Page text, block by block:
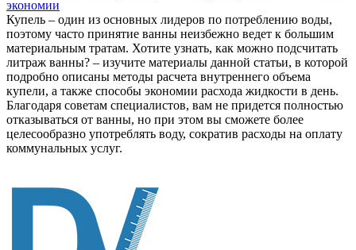
экономии
Купель – один из основных лидеров по потреблению воды,
поэтому часто принятие ванны неизбежно ведет к большим
материальным тратам. Хотите узнать, как можно подсчитать
литраж ванны? – изучите материалы данной статьи, в которой
подробно описаны методы расчета внутреннего объема
купели, а также способы экономии расхода жидкости в день.
Благодаря советам специалистов, вам не придется полностью
отказываться от ванны, но при этом вы сможете более
целесообразно употреблять воду, сократив расходы на оплату
коммунальных услуг.